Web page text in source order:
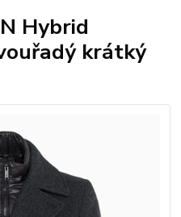
Hybrid
krátký